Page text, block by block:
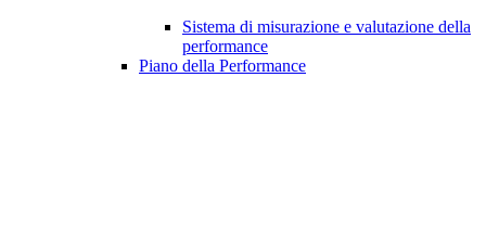
Sistema di misurazione e valutazione della
performance
Piano della Performance